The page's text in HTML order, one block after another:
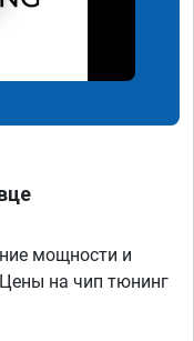
мощности и
на чип тюнинг